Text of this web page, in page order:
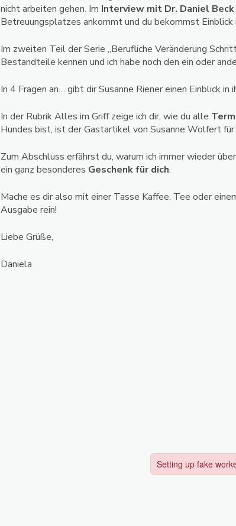
nicht arbeiten gehen. Im Interview mit Dr. Daniel Beck
Betreuungsplatzes ankommt und du bekommst
Im zweiten Teil der Serie „Berufliche Veränderung
Bestandteile kennen und ich habe noch den ein oder
In 4 Fragen an… gibt dir Susanne Riener einen Einblick
In der Rubrik Alles im Griff zeige ich dir, wie du alle
Hundes bist, ist der Gastartikel von Susanne Wolfert für
Zum Abschluss erfährst du, warum ich immer wieder über
ein ganz besonderes Geschenk für dich.
Mache es dir also mit einer Tasse Kaffee, Tee oder
Ausgabe rein!
Liebe Grüße,
Daniela